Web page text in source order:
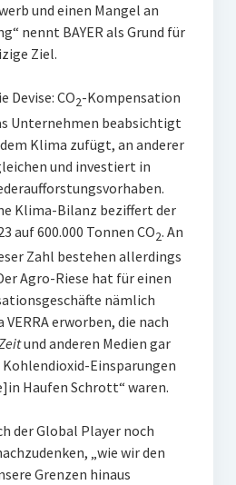
und einen Mangel an
nennt BAYER als Grund für
Ziel.
Devise: CO2-Kompensation
Unternehmen beabsichtigt
dem Klima zufügt, an anderer
und investiert in
Klima-Bilanz beziffert der
auf 600.000 Tonnen CO2. An
Zahl bestehen allerdings
Agro-Riese hat für einen
nämlich
erworben, die nach
und anderen Medien gar
Einsparungen
Haufen Schrott“ waren.
der Global Player noch
„wie wir den
Grenzen hinaus